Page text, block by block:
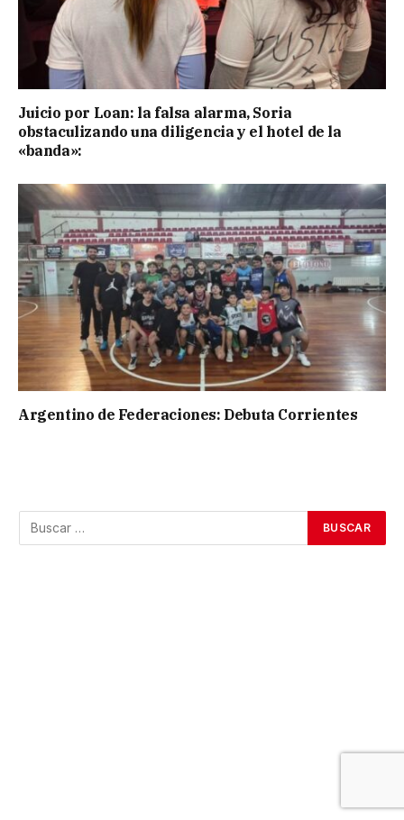
Juicio por Loan: la falsa alarma, Soria
obstaculizando una diligencia y el hotel de la
«banda»:
Argentino de Federaciones: Debuta Corrientes